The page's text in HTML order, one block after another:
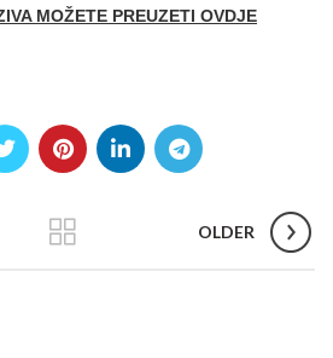
MOŽETE PREUZETI OVDJE
OLDER